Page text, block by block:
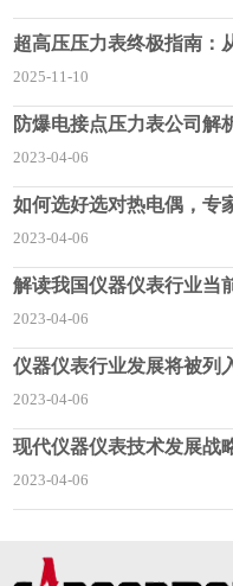
超高压压力表终极指南：
2025-11-10
防爆电接点压力表公司解
2023-04-06
如何选好选对热电偶，专
2023-04-06
解读我国仪器仪表行业当
2023-04-06
仪器仪表行业发展将被列
2023-04-06
现代仪器仪表技术发展战
2023-04-06